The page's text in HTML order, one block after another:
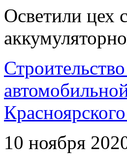
Осветили цех
10 ноября